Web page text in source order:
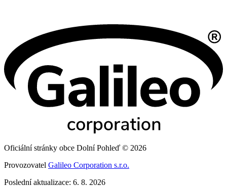
Oficiální stránky obce Dolní Pohleď © 2026
Provozovatel Galileo Corporation s.r.o.
Poslední aktualizace: 6. 8. 2026